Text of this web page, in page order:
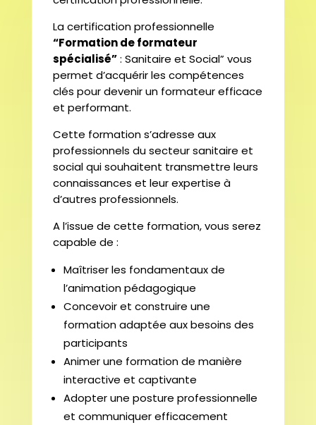
La certification professionnelle
“Formation de formateur
spécialisé”: Sanitaire et Social” vous
permet d’acquérir les compétences
clés pour devenir un formateur efficace
et performant.
Cette formation s’adresse aux
professionnels du secteur sanitaire et
social qui souhaitent transmettre leurs
connaissances et leur expertise à
d’autres professionnels.
A l’issue de cette formation, vous serez
capable de :
Maîtriser les fondamentaux de
l’animation pédagogique
Concevoir et construire une
formation adaptée aux besoins des
participants
Animer une formation de manière
interactive et captivante
Adopter une posture professionnelle
et communiquer efficacement